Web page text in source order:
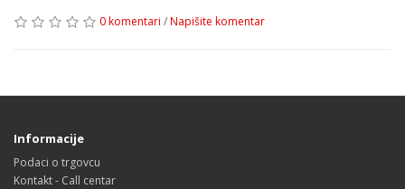
0 komentari /Napišite komentar
Informacije
Podaci o trgovcu
Kontakt - Call centar